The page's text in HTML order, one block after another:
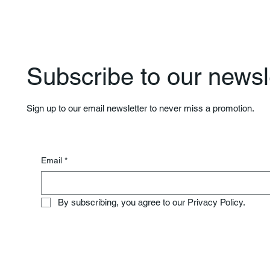
Subscribe to our
Sign up to our email newsletter to never miss a promotion.
Email *
By subscribing, you agree to our Privacy Policy.